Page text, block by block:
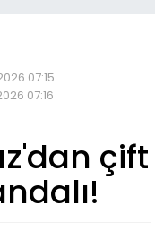
07:15
07:16
çift